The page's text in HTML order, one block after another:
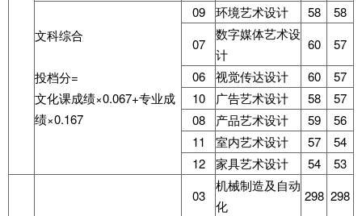
文科综合
投档分=
文化课成绩×0.067+专业成
绩×0.167
09 环境艺术设计 58
58
07
数字媒体艺术设
计
60
57
06
视觉传达设计 60
57
10
广告艺术设计 58
57
08
产品艺术设计 59
56
11
室内艺术设计 57
54
12
家具艺术设计 54 53
03
机械制造及自动
化
298 298